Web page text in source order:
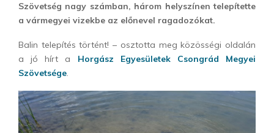
Szövetség nagy számban, három helyszínen telepítette
a vármegyei vizekbe az előnevel ragadozókat.
Balin telepítés történt! – osztotta meg közösségi oldalán
a jó hírt a Horgász Egyesületek Csongrád Megyei
Szövetsége.